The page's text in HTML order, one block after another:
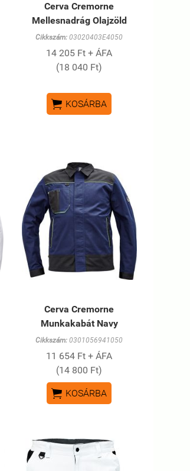
Cerva Cremorne
Mellesnadrág Olajzöld
Cikkszám: 03020403E4050
14 205 Ft + ÁFA
(18 040 Ft)
 KOSÁRBA
Cerva Cremorne
Munkakabát Navy
Cikkszám: 0301056941050
11 654 Ft + ÁFA
(14 800 Ft)
 KOSÁRBA